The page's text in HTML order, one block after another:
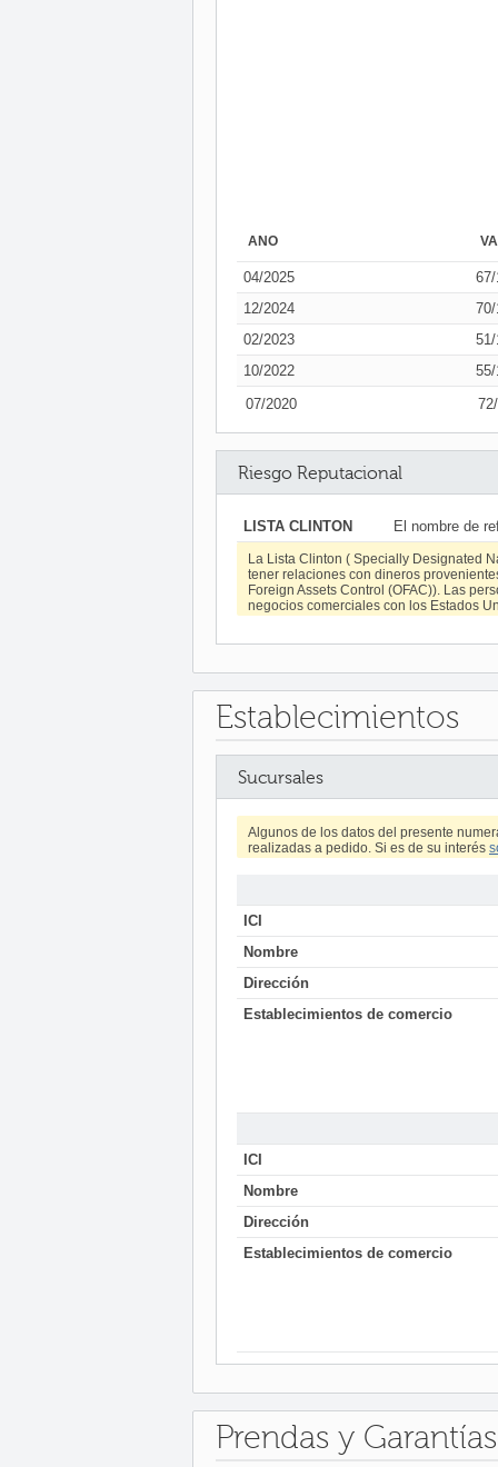
AÑO
04/2025
12/2024
02/2023
10/2022
07/2020
Riesgo Reputacional
LISTA CLINTON El nombre de
La Lista Clinton ( Specially Designated
tener relaciones con dineros
Foreign Assets Control (OFAC)). Las
negocios comerciales con los Estados
Establecimientos
Sucursales
Algunos de los datos del presente
realizadas a pedido. Si es de su interés
ICI
Nombre
Dirección
Establecimientos de comercio
ICI
Nombre
Dirección
Establecimientos de comercio
Prendas y Garantías